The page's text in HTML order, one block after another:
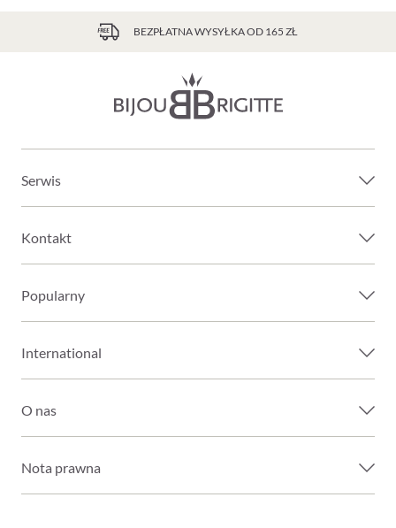
BEZPŁATNA WYSYŁKA OD 165 ZŁ
Serwis
Kontakt
Popularny
International
O nas
Nota prawna